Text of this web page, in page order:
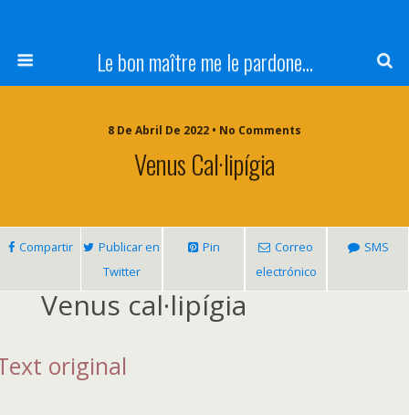
Le bon maître me le pardone...
8 De Abril De 2022 • No Comments
Venus Cal·lipígia
Compartir
Publicar en
Twitter
Pin
Correo
electrónico
SMS
Venus cal·lipígia
original